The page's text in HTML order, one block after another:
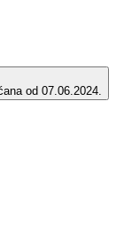
od 07.06.2024.